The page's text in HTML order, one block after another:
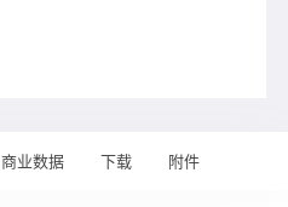
商业数据 下载 附件